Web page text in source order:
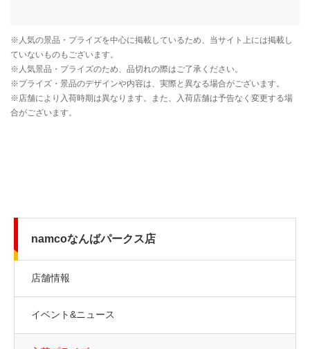
namcoなんばパークス店
店舗情報
イベント&ニュース